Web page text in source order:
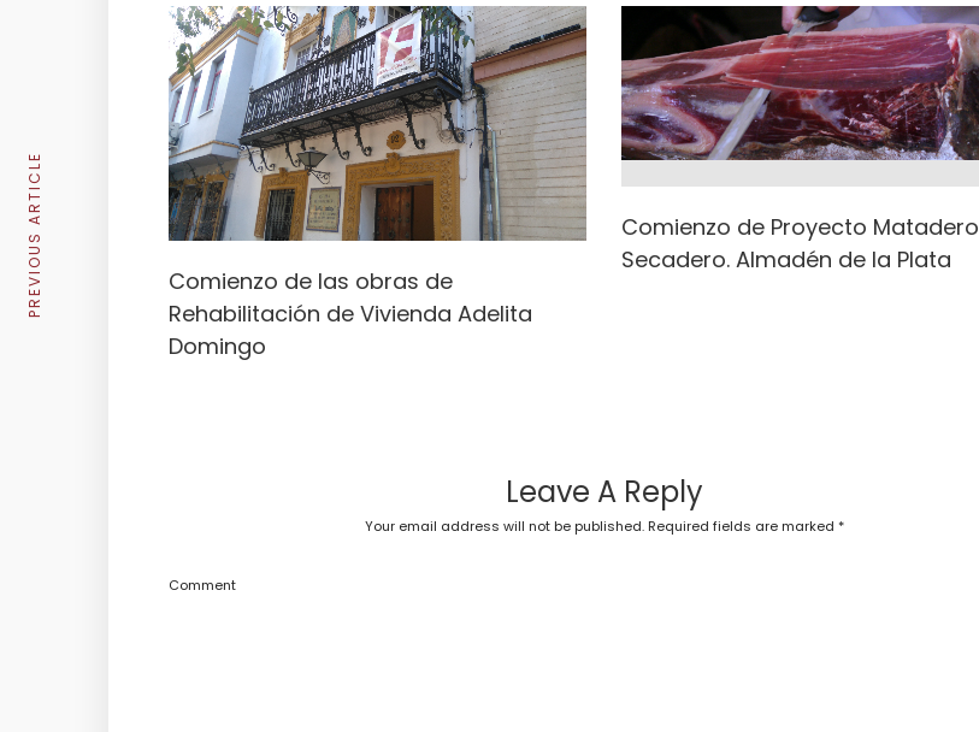
Comienzo de las obras de
Rehabilitación de Vivienda Adelita
Domingo
Comienzo de Proyecto Matadero
Secadero. Almadén de la Plata
Leave A Reply
Your email address will not be published. Required fields are marked *
Comment
PREVIOUS ARTICLE